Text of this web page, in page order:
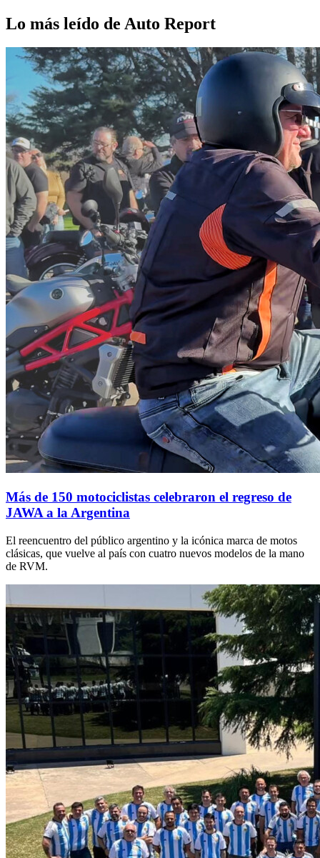
Lo más leído de Auto Report
Más de 150 motociclistas celebraron el regreso de
JAWA a la Argentina
El reencuentro del público argentino y la icónica marca de motos
clásicas, que vuelve al país con cuatro nuevos modelos de la mano
de RVM.